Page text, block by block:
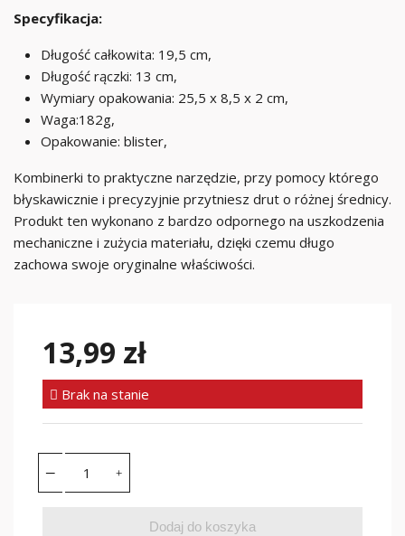
Specyfikacja:
Długość całkowita: 19,5 cm,
Długość rączki: 13 cm,
Wymiary opakowania: 25,5 x 8,5 x 2 cm,
Waga:182g,
Opakowanie: blister,
Kombinerki to praktyczne narzędzie, przy pomocy którego
błyskawicznie i precyzyjnie przytniesz drut o różnej średnicy.
Produkt ten wykonano z bardzo odpornego na uszkodzenia
mechaniczne i zużycia materiału, dzięki czemu długo
zachowa swoje oryginalne właściwości.
13,99 zł
Brak na stanie
Dodaj do koszyka